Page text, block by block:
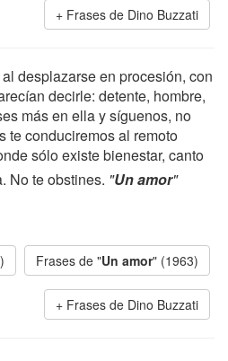
Frases de Dino Buzzati
desplazarse en procesión, con
decirle: detente, hombre,
más en ella y síguenos, no
te conduciremos al remoto
sólo existe bienestar, canto
No te obstines. "Un amor"
Frases de "Un amor" (1963)
Frases de Dino Buzzati